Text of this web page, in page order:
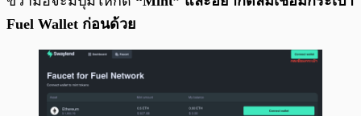
Fuel Wallet ก่อนด้วย